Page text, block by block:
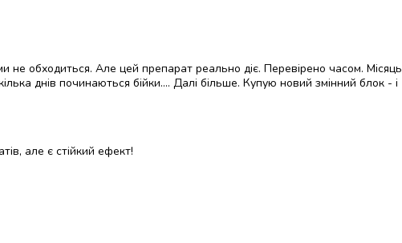
не обходиться. Але цей препарат реально діє. Перевірено часом. Місяць
днів починаються бійки.... Далі більше. Купую новий змінний блок - і
але є стійкий ефект!